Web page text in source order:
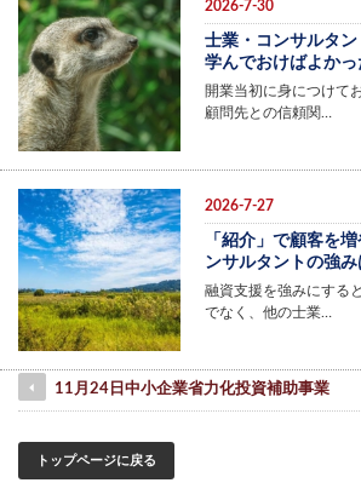
2026-7-30
士業・コンサルタ
学んでおけばよかっ
開業当初に身につけて
顧問先との信頼関…
2026-7-27
「紹介」で顧客を
ンサルタントの強み
融資支援を強みにする
でなく、他の士業…
11月24日中小企業省力化投資補助事業
トップページに戻る